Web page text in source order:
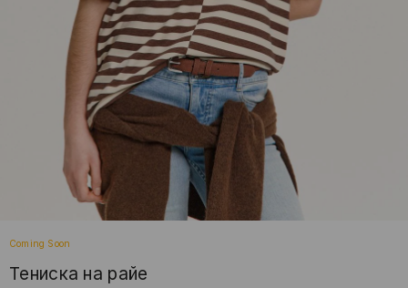
Coming Soon
Тениска на райе